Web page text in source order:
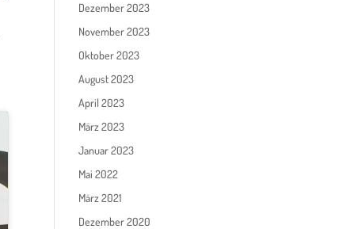
Dezember 2023
November 2023
Oktober 2023
August 2023
April 2023
März 2023
Januar 2023
Mai 2022
März 2021
Dezember 2020